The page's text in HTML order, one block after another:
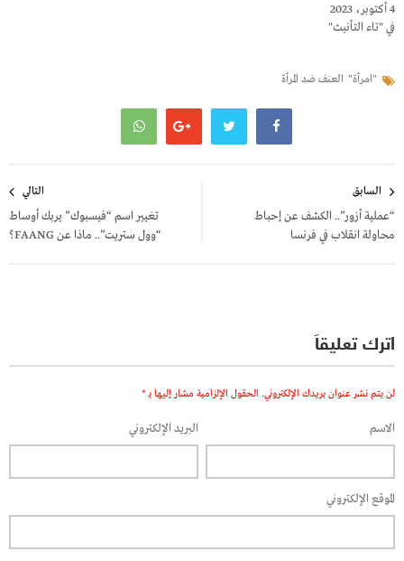
4 أكتوبر، 2023
في "تاء التأنيث"
"امرأة" العنف ضد المرأة
المقالات
السابق
“عملية أزور”.. الكشف عن إحباط
محاولة انقلاب في فرنسا
التالي
تغيير اسم “فيسبوك” يربك أوساط
“وول ستريت”.. ماذا عن FAANG؟
اترك تعليقاً
لن يتم نشر عنوان بريدك الإلكتروني. الحقول الإلزامية مشار إليها بـ *
الاسم البريد الإلكتروني
الموقع الإلكتروني